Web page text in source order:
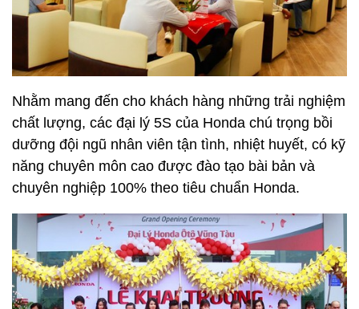
Nhằm mang đến cho khách hàng những trải nghiệm
chất lượng, các đại lý 5S của Honda chú trọng bồi
dưỡng đội ngũ nhân viên tận tình, nhiệt huyết, có kỹ
năng chuyên môn cao được đào tạo bài bản và
chuyên nghiệp 100% theo tiêu chuẩn Honda.